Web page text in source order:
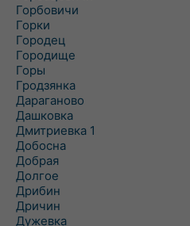
Горбовичи
Горки
Городец
Городище
Горы
Гродзянка
Дараганово
Дашковка
Дмитриевка 1
Добосна
Добрая
Долгое
Дрибин
Дричин
Дужевка